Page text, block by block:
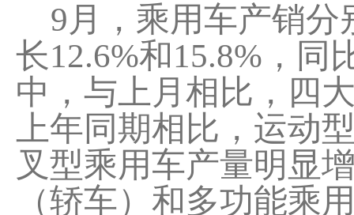
9月，乘用车产销分
长12.6%和15.8%，同
中，与上月相比，四
上年同期相比，运动
叉型乘用车产量明显
（轿车）和多功能乘